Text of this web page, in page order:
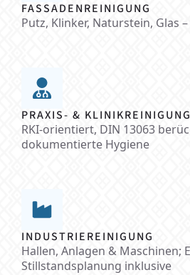
FASSADENREINIGUNG
Putz, Klinker, Naturstein, Glas
PRAXIS- & KLINIKREINIGUNG
RKI-orientiert, DIN 13063
dokumentierte Hygiene
INDUSTRIEREINIGUNG
Hallen, Anlagen & Maschinen;
Stillstandsplanung inklusive